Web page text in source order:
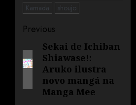
Kamada
shoujo
Previous
Sekai de Ichiban
Shiawase!:
Aruko ilustra
novo mangá na
Manga Mee